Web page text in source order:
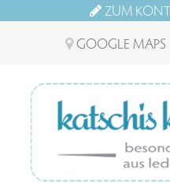
ZUM
GOOGLE MAPS